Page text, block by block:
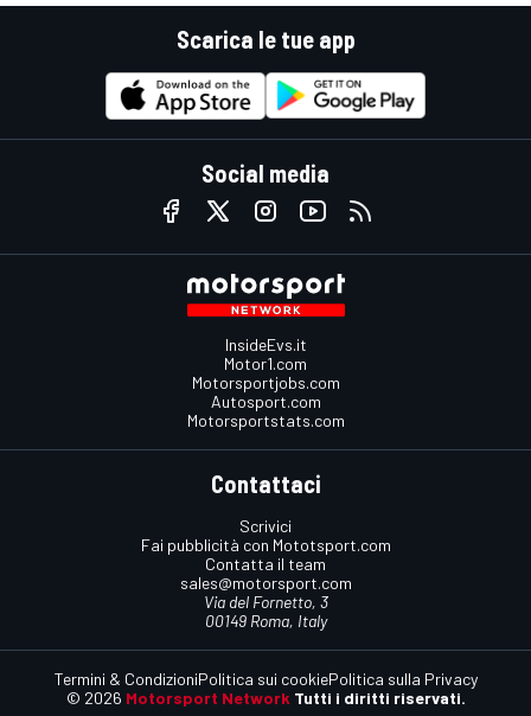
Scarica le tue app
Social media
InsideEvs.it
Motor1.com
Motorsportjobs.com
Autosport.com
Motorsportstats.com
Contattaci
Scrivici
Fai pubblicità con Mototsport.com
Contatta il team
sales@motorsport.com
Via del Fornetto, 3
00149 Roma, Italy
© 2026 Motorsport Network Tutti i diritti riservati.
Termini & CondizioniPolitica sui cookiePolitica sulla Privacy